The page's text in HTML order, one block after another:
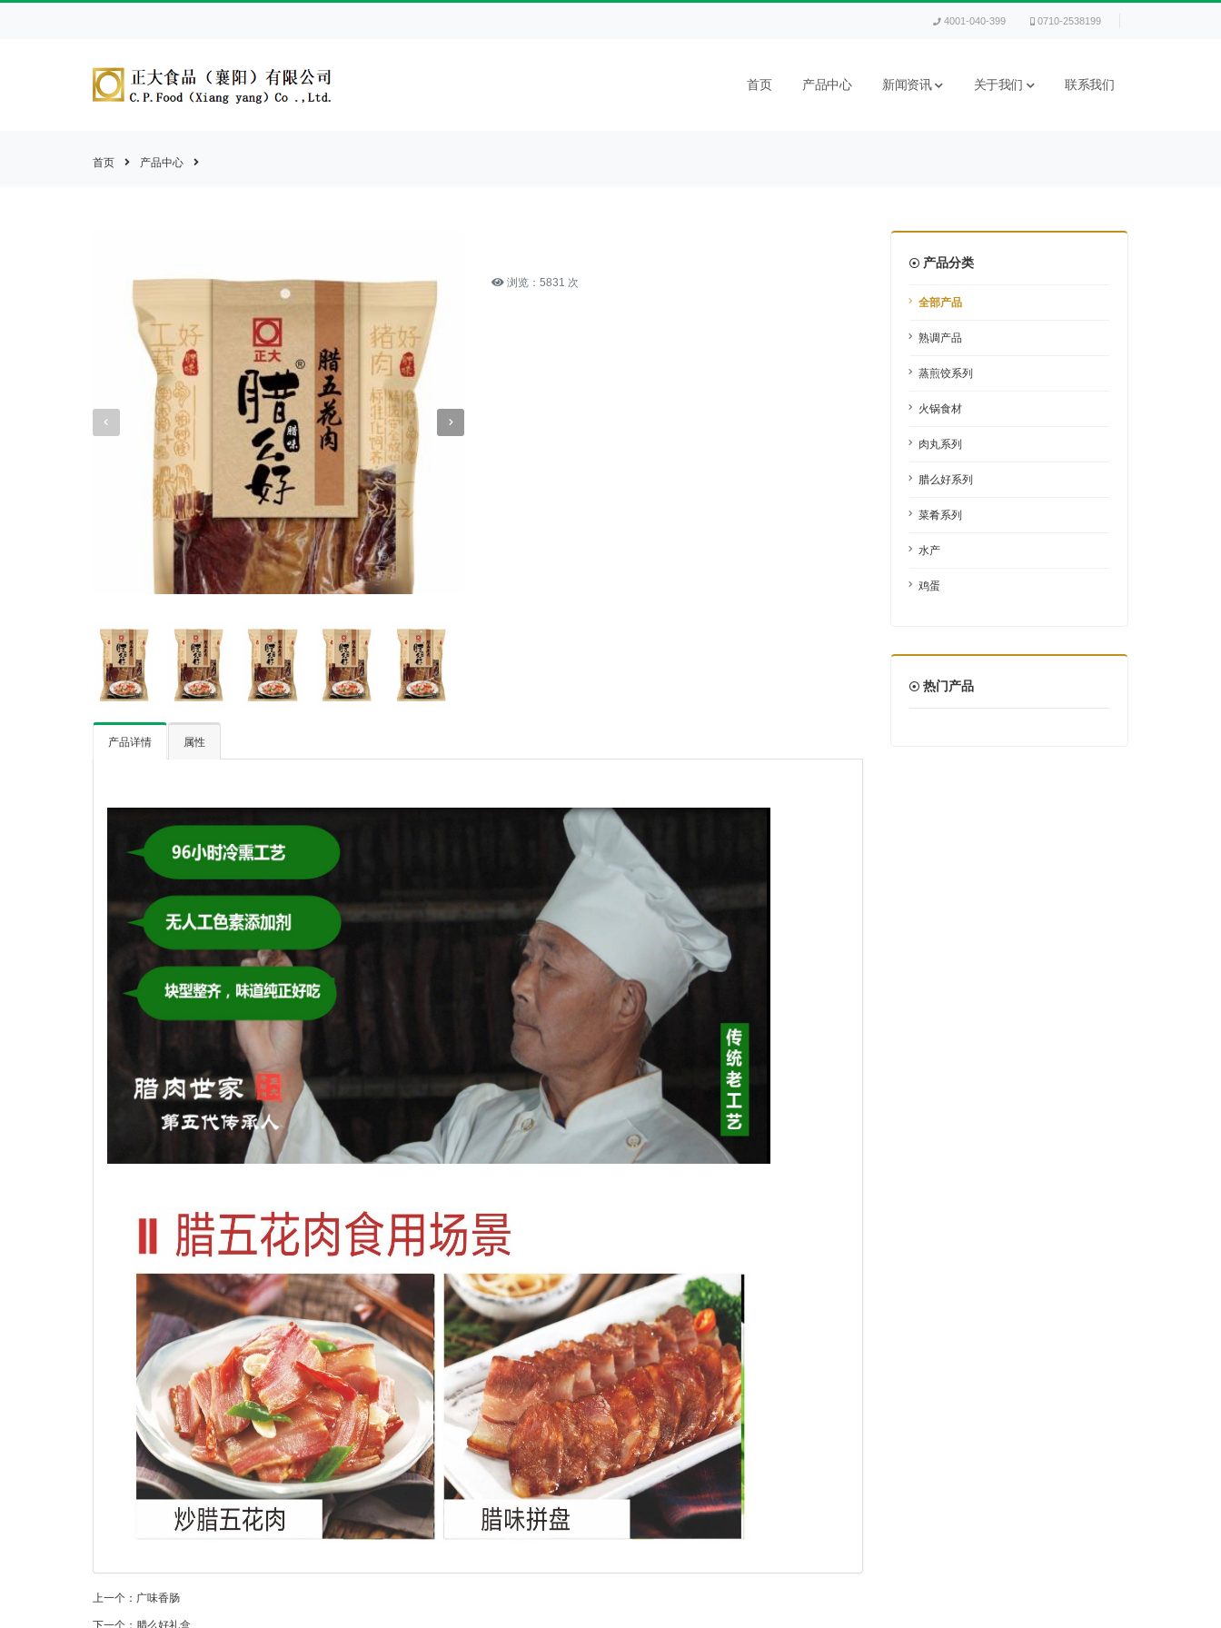
4001-040-399 0710-2538199
首页 产品中心 新闻资讯 关于我们 联系我们
首页 产品中心
浏览：5831 次
产品详情 属性
上一个： 广味香肠
下一个： 腊么好礼盒
产品分类
全部产品
熟调产品
蒸煎饺系列
火锅食材
肉丸系列
腊么好系列
菜肴系列
水产
鸡蛋
热门产品